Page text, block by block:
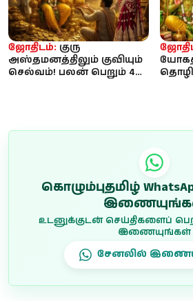
ஜோதிடம்: குரு
அஸ்தமனத்திலும் குவியும்
செல்வம்! பலன் பெறும் 4
கொழும்புதமிழ்
உடனுக்குடன் செய்திகளைப்
இணையுங்கள்
சேனலில்